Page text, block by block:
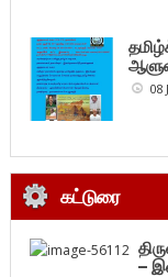
08
கட்டுரை
–